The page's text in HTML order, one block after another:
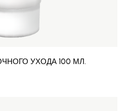
УХОДА 100 МЛ.